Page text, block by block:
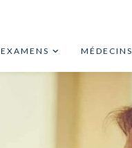
EXAMENS MÉDECINS